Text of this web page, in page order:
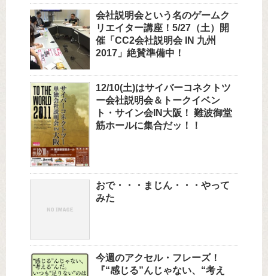
会社説明会という名のゲームク
リエイター講座！5/27（土）開
催「CC2会社説明会 IN 九州
2017」絶賛準備中！
12/10(土)はサイバーコネクトツ
ー会社説明会＆トークイベン
ト・サイン会IN大阪！ 難波御堂
筋ホールに集合だッ！！
おで・・・まじん・・・やって
みた
今週のアクセル・フレーズ！
『“感じる”んじゃない、“考え